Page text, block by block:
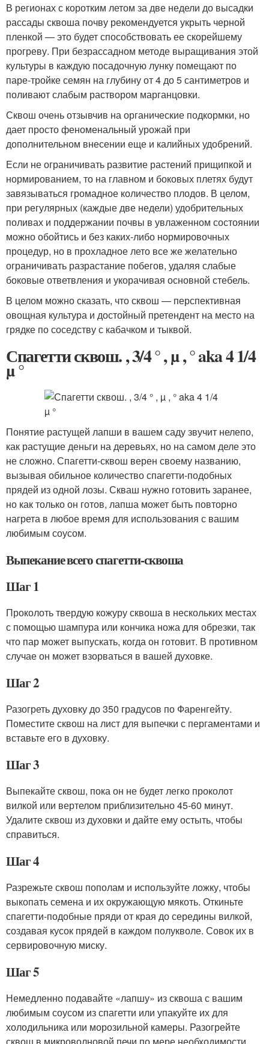
В регионах с коротким летом за две недели до высадки
рассады сквоша почву рекомендуется укрыть черной
пленкой — это будет способствовать ее скорейшему
прогреву. При безрассадном методе выращивания этой
культуры в каждую посадочную лунку помещают по
паре-тройке семян на глубину от 4 до 5 сантиметров и
поливают слабым раствором марганцовки.
Сквош очень отзывчив на органические подкормки, но
дает просто феноменальный урожай при
дополнительном внесении еще и калийных удобрений.
Если не ограничивать развитие растений прищипкой и
нормированием, то на главном и боковых плетях будут
завязываться громадное количество плодов. В целом,
при регулярных (каждые две недели) удобрительных
поливах и поддержании почвы в увлаженном состоянии
можно обойтись и без каких-либо нормировочных
процедур, но в прохладное лето все же желательно
ограничивать разрастание побегов, удаляя слабые
боковые ответвления и укорачивая основной стебель.
В целом можно сказать, что сквош — перспективная
овощная культура и достойный претендент на место на
грядке по соседству с кабачком и тыквой.
Спагетти сквош. , 3/4 ° , µ , ° aka 4 1/4
µ °
Понятие растущей лапши в вашем саду звучит нелепо,
как растущие деньги на деревьях, но на самом деле это
не сложно. Спагетти-сквош верен своему названию,
вызывая обильное количество спагетти-подобных
прядей из одной лозы. Скваш нужно готовить заранее,
но как только он готов, лапша может быть повторно
нагрета в любое время для использования с вашим
любимым соусом.
Выпекание всего спагетти-сквоша
Шаг 1
Проколоть твердую кожуру сквоша в нескольких местах
с помощью шампура или кончика ножа для обрезки, так
что пар может выпускать, когда он готовит. В противном
случае он может взорваться в вашей духовке.
Шаг 2
Разогреть духовку до 350 градусов по Фаренгейту.
Поместите сквош на лист для выпечки с пергаментами и
вставьте его в духовку.
Шаг 3
Выпекайте сквош, пока он не будет легко проколот
вилкой или вертелом приблизительно 45-60 минут.
Удалите сквош из духовки и дайте ему остыть, чтобы
справиться.
Шаг 4
Разрежьте сквош пополам и используйте ложку, чтобы
выкопать семена и их окружающую мякоть. Откиньте
спагетти-подобные пряди от края до середины вилкой,
создавая кусок прядей в каждом полукволе. Совок их в
сервировочную миску.
Шаг 5
Немедленно подавайте «лапшу» из сквоша с вашим
любимым соусом из спагетти или упакуйте их для
холодильника или морозильной камеры. Разогрейте